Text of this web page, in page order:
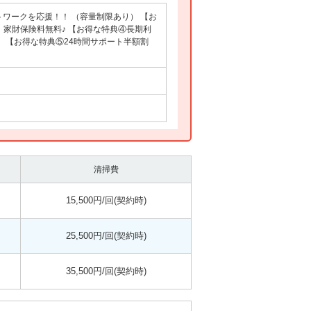
ークを応援！！ （容量制限あり） 【お
財保険料無料♪ 【お得な特典④長期利
【お得な特典⑤24時間サポート半額割
清掃費
15,500円/回(契約時)
25,500円/回(契約時)
35,500円/回(契約時)